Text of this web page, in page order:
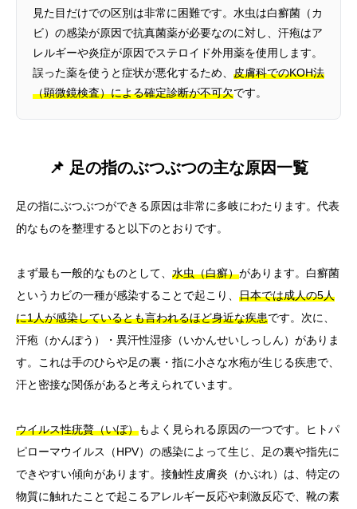
見た目だけでの区別は非常に困難です。水虫は白癬菌（カ
ビ）の感染が原因で抗真菌薬が必要なのに対し、汗疱はア
レルギーや炎症が原因でステロイド外用薬を使用します。
誤った薬を使うと症状が悪化するため、 皮膚科でのKOH法
（顕微鏡検査）による確定診断が不可欠です。
📌 足の指のぶつぶつの主な原因一覧
足の指にぶつぶつができる原因は非常に多岐にわたります。代表
的なものを整理すると以下のとおりです。
まず最も一般的なものとして、 水虫（白癬）があります。白癬菌
というカビの一種が感染することで起こり、 日本では成人の5人
に1人が感染しているとも言われるほど身近な疾患です。次に、
汗疱（かんぽう）・異汗性湿疹（いかんせいしっしん）がありま
す。これは手のひらや足の裏・指に小さな水疱が生じる疾患で、
汗と密接な関係があると考えられています。
ウイルス性疣贅（いぼ）もよく見られる原因の一つです。ヒトパ
ピローマウイルス（HPV）の感染によって生じ、足の裏や指先に
できやすい傾向があります。接触性皮膚炎（かぶれ）は、特定の
物質に触れたことで起こるアレルギー反応や刺激反応で、靴の素